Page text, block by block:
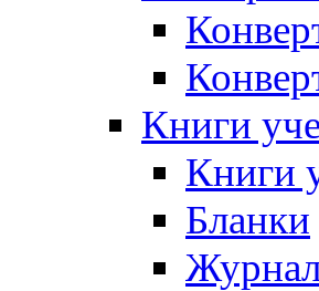
Книги
Книги
Бланки